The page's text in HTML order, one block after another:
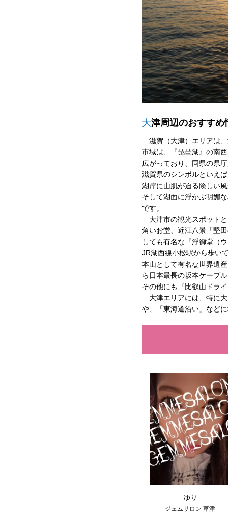
大津周辺のおすすめ
滋賀（大津）エリアは
市域は、『琵琶湖』の南
広がっており、同県の県
滋賀県のシンボルといえ
湖岸に山肌が迫る険しい
そして湖面に浮かぶ明媚
です。
大津市の観光スポット
角いお堂、近江八景「堅
しても有名な『浮御堂（
JR湖西線小松駅から歩い
本山として有名な世界遺
ら日本最長の坂本ケーブ
その他にも『比叡山ドラ
大津エリアには、特に
や、「東海道沿い」など
ゆり
ジェムサロン 草津